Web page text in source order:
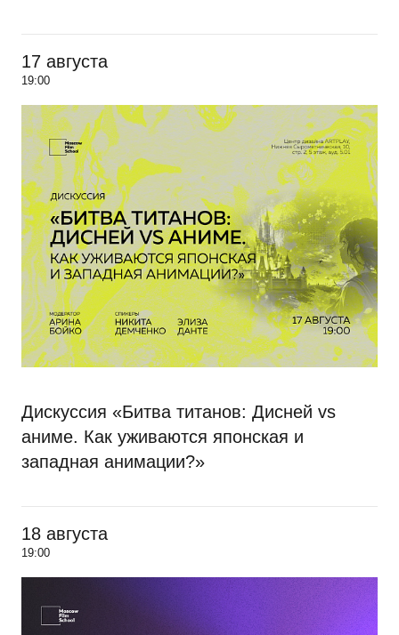
17 августа
19:00
Дискуссия «Битва титанов: Дисней vs
аниме. Как уживаются японская и
западная анимации?»
18 августа
19:00